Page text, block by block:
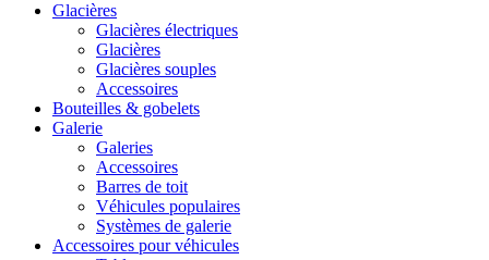
Glacières
Glacières électriques
Glacières
Glacières souples
Accessoires
Bouteilles & gobelets
Galerie
Galeries
Accessoires
Barres de toit
Véhicules populaires
Systèmes de galerie
Accessoires pour véhicules